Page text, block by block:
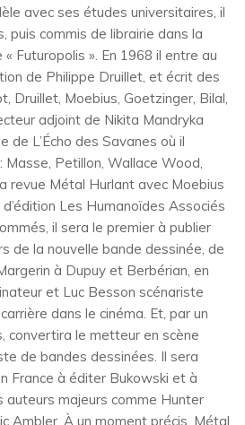
avec ses études universitaires, il
puis commis de librairie dans la
Futuropolis ». En 1968 il entre au
de Philippe Druillet, et écrit des
Druillet, Moebius, Goetzinger, Bilal,
adjoint de Nikita Mandryka
de L’Écho des Savanes où il
Masse, Petillon, Wallace Wood,
revue Métal Hurlant avec Moebius
Les Humanoïdes Associés
il sera le premier à publier
de la nouvelle bande dessinée, de
à Dupuy et Berbérian, en
et Luc Besson scénariste
dans le cinéma. Et, par un
convertira le metteur en scène
de bandes dessinées. Il sera
France à éditer Bukowski et à
auteurs majeurs comme Hunter
Ambler. À un moment précis, Métal